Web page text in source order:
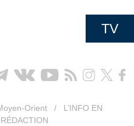
TV
Orient /
L’INFO EN